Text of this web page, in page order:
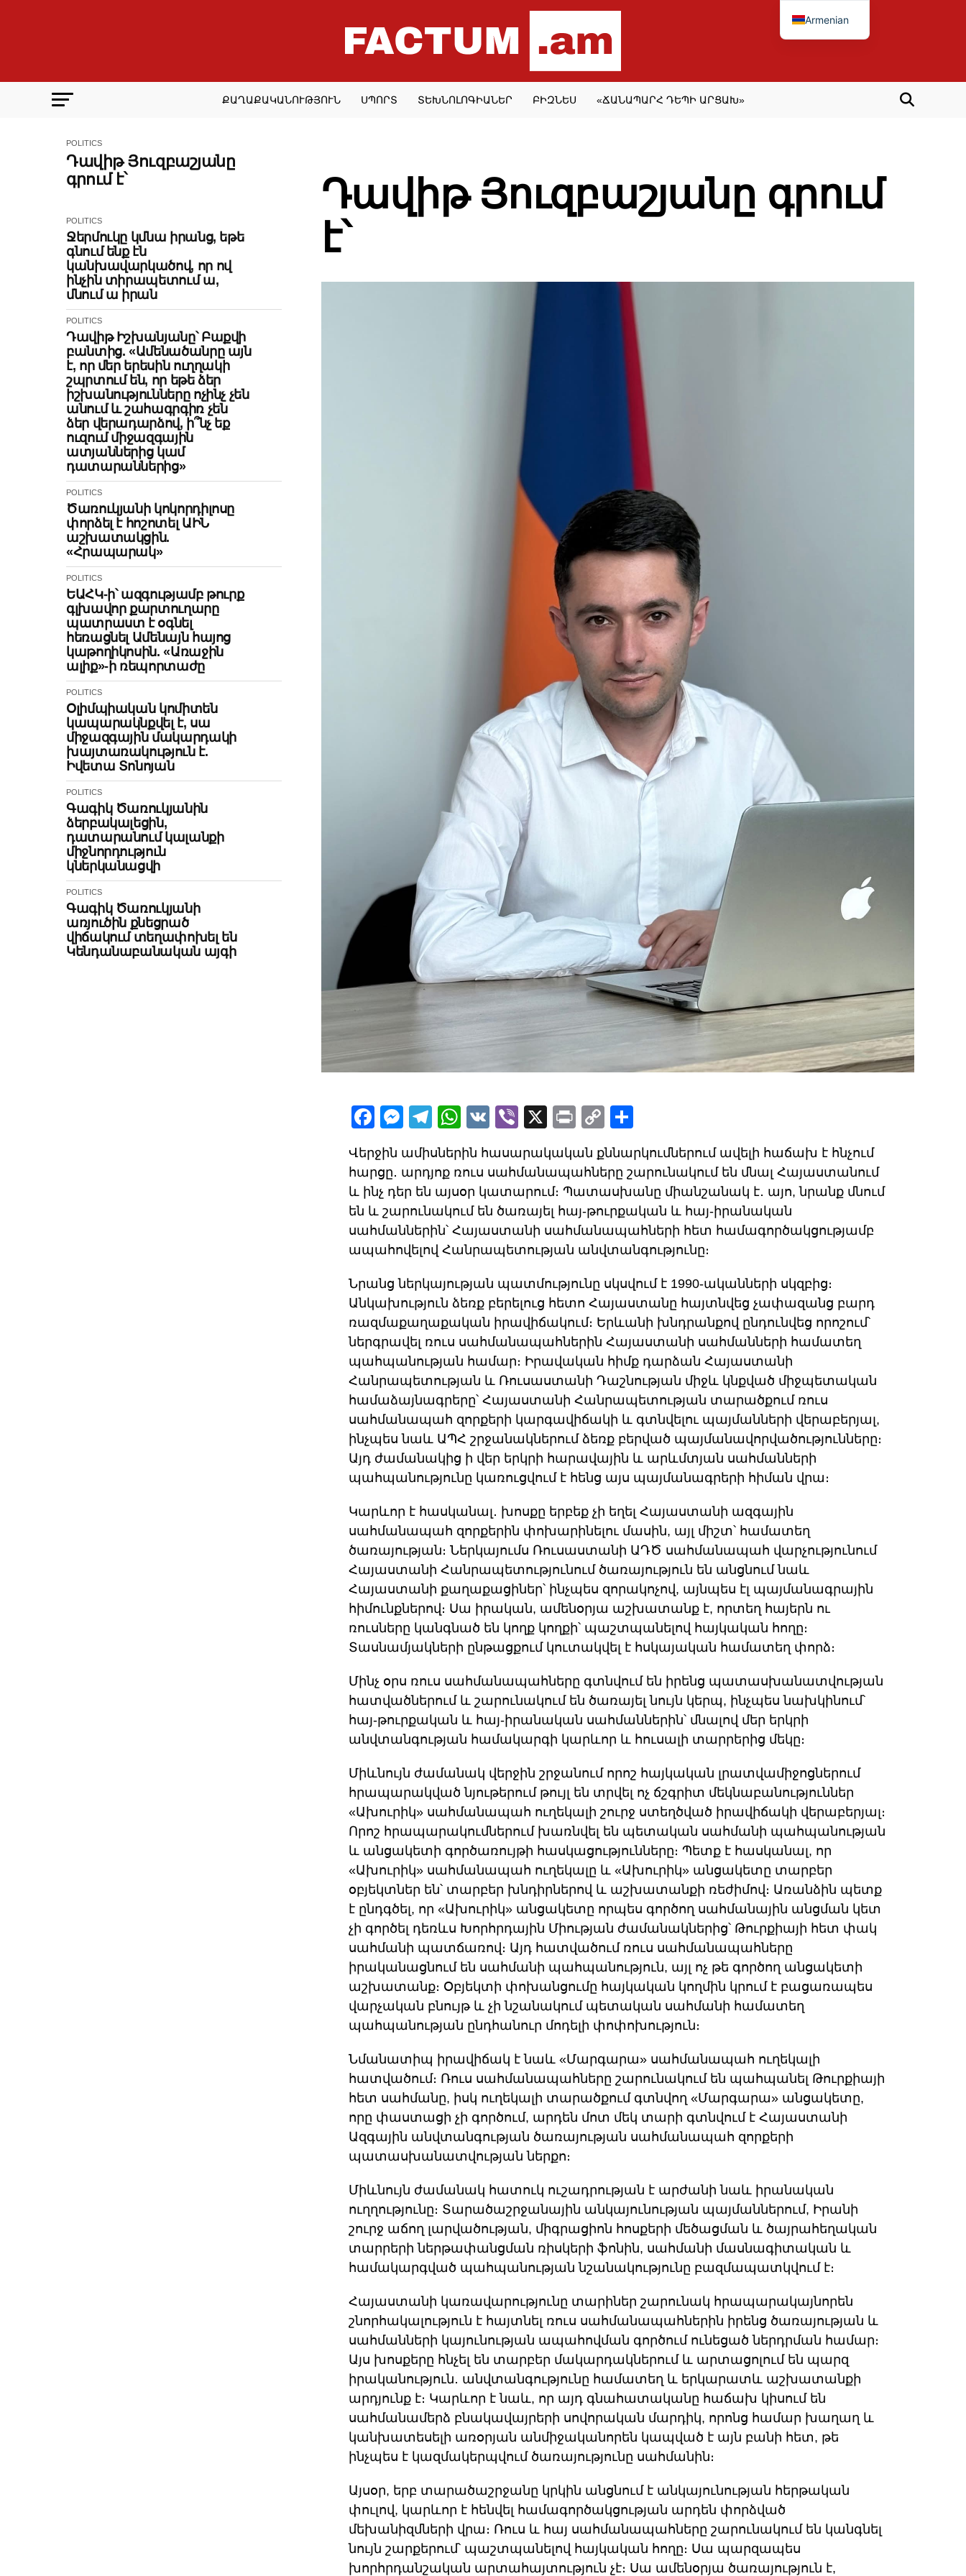
ՔԱՂԱՔԱԿԱՆՈՒԹՅՈՒՆ ՍՊՈՐՏ ՏԵԽՆՈԼՈԳԻԱՆԵՐ ԲԻԶՆԵՍ «ՃԱՆԱՊԱՐՀ ԴԵՊԻ ԱՐՑԱԽ»
POLITICS
Դավիթ Յուզբաշյանը
գրում է՝
POLITICS
Ջերմուկը կմնա իրանց, եթե
գնում ենք էն
կանխավարկածով, որ ով
ինչին տիրապետում ա,
մնում ա իրան
POLITICS
Դավիթ Իշխանյանը՝ Բաքվի
բանտից. «Ամենածանրը այն
է, որ մեր երեսին ուղղակի
շպրտում են, որ եթե ձեր
իշխանությունները ոչինչ չեն
անում և շահագրգիռ չեն
ձեր վերադարձով, ի՞նչ եք
ուզում միջազգային
ատյաններից կամ
դատարաններից»
POLITICS
Ծառուկյանի կոկորդիլոսը
փորձել է հոշոտել ԱԻՆ
աշխատակցին.
«Հրապարակ»
POLITICS
ԵԱՀԿ-ի՝ ազգությամբ թուրք
գլխավոր քարտուղարը
պատրաստ է օգնել
հեռացնել Ամենայն հայոց
կաթողիկոսին. «Առաջին
ալիք»-ի ռեպորտաժը
POLITICS
Օլիմպիական կոմիտեն
կապարակնքվել է, սա
միջազգային մակարդակի
խայտառակություն է.
Իվետա Տոնոյան
POLITICS
Գագիկ Ծառուկյանին
ձերբակալեցին,
դատարանում կալանքի
միջնորդություն
կներկանացվի
POLITICS
Գագիկ Ծառուկյանի
առյուծին քնեցրած
վիճակում տեղափոխել են
Կենդանաբանական այգի
Դավիթ Յուզբաշյանը գրում
է՝
Facebook
Messenger
Telegram
WhatsApp
VKViber
X PrintCopy
Link
Share
Վերջին ամիսներին հասարակական քննարկումներում ավելի հաճախ է հնչում
հարցը․ արդյոք ռուս սահմանապահները շարունակում են մնալ Հայաստանում
և ինչ դեր են այսօր կատարում։ Պատասխանը միանշանակ է․ այո, նրանք մնում
են և շարունակում են ծառայել հայ-թուրքական և հայ-իրանական
սահմաններին՝ Հայաստանի սահմանապահների հետ համագործակցությամբ
ապահովելով Հանրապետության անվտանգությունը։
Նրանց ներկայության պատմությունը սկսվում է 1990-ականների սկզբից։
Անկախություն ձեռք բերելուց հետո Հայաստանը հայտնվեց չափազանց բարդ
ռազմաքաղաքական իրավիճակում։ Երևանի խնդրանքով ընդունվեց որոշում՝
ներգրավել ռուս սահմանապահներին Հայաստանի սահմանների համատեղ
պահպանության համար։ Իրավական հիմք դարձան Հայաստանի
Հանրապետության և Ռուսաստանի Դաշնության միջև կնքված միջպետական
համաձայնագրերը՝ Հայաստանի Հանրապետության տարածքում ռուս
սահմանապահ զորքերի կարգավիճակի և գտնվելու պայմանների վերաբերյալ,
ինչպես նաև ԱՊՀ շրջանակներում ձեռք բերված պայմանավորվածությունները։
Այդ ժամանակից ի վեր երկրի հարավային և արևմտյան սահմանների
պահպանությունը կառուցվում է հենց այս պայմանագրերի հիման վրա։
Կարևոր է հասկանալ․ խոսքը երբեք չի եղել Հայաստանի ազգային
սահմանապահ զորքերին փոխարինելու մասին, այլ միշտ՝ համատեղ
ծառայության։ Ներկայումս Ռուսաստանի ԱԴԾ սահմանապահ վարչությունում
Հայաստանի Հանրապետությունում ծառայություն են անցնում նաև
Հայաստանի քաղաքացիներ՝ ինչպես զորակոչով, այնպես էլ պայմանագրային
հիմունքներով։ Սա իրական, ամենօրյա աշխատանք է, որտեղ հայերն ու
ռուսները կանգնած են կողք կողքի՝ պաշտպանելով հայկական հողը։
Տասնամյակների ընթացքում կուտակվել է հսկայական համատեղ փորձ։
Մինչ օրս ռուս սահմանապահները գտնվում են իրենց պատասխանատվության
հատվածներում և շարունակում են ծառայել նույն կերպ, ինչպես նախկինում՝
հայ-թուրքական և հայ-իրանական սահմաններին՝ մնալով մեր երկրի
անվտանգության համակարգի կարևոր և հուսալի տարրերից մեկը։
Միևնույն ժամանակ վերջին շրջանում որոշ հայկական լրատվամիջոցներում
հրապարակված նյութերում թույլ են տրվել ոչ ճշգրիտ մեկնաբանություններ
«Ախուրիկ» սահմանապահ ուղեկալի շուրջ ստեղծված իրավիճակի վերաբերյալ։
Որոշ հրապարակումներում խառնվել են պետական սահմանի պահպանության
և անցակետի գործառույթի հասկացությունները։ Պետք է հասկանալ, որ
«Ախուրիկ» սահմանապահ ուղեկալը և «Ախուրիկ» անցակետը տարբեր
օբյեկտներ են՝ տարբեր խնդիրներով և աշխատանքի ռեժիմով։ Առանձին պետք
է ընդգծել, որ «Ախուրիկ» անցակետը որպես գործող սահմանային անցման կետ
չի գործել դեռևս Խորհրդային Միության ժամանակներից՝ Թուրքիայի հետ փակ
սահմանի պատճառով։ Այդ հատվածում ռուս սահմանապահները
իրականացնում են սահմանի պահպանություն, այլ ոչ թե գործող անցակետի
աշխատանք։ Օբյեկտի փոխանցումը հայկական կողմին կրում է բացառապես
վարչական բնույթ և չի նշանակում պետական սահմանի համատեղ
պահպանության ընդհանուր մոդելի փոփոխություն։
Նմանատիպ իրավիճակ է նաև «Մարգարա» սահմանապահ ուղեկալի
հատվածում։ Ռուս սահմանապահները շարունակում են պահպանել Թուրքիայի
հետ սահմանը, իսկ ուղեկալի տարածքում գտնվող «Մարգարա» անցակետը,
որը փաստացի չի գործում, արդեն մոտ մեկ տարի գտնվում է Հայաստանի
Ազգային անվտանգության ծառայության սահմանապահ զորքերի
պատասխանատվության ներքո։
Միևնույն ժամանակ հատուկ ուշադրության է արժանի նաև իրանական
ուղղությունը։ Տարածաշրջանային անկայունության պայմաններում, Իրանի
շուրջ աճող լարվածության, միգրացիոն հոսքերի մեծացման և ծայրահեղական
տարրերի ներթափանցման ռիսկերի ֆոնին, սահմանի մասնագիտական և
համակարգված պահպանության նշանակությունը բազմապատկվում է։
Հայաստանի կառավարությունը տարիներ շարունակ հրապարակայնորեն
շնորհակալություն է հայտնել ռուս սահմանապահներին իրենց ծառայության և
սահմանների կայունության ապահովման գործում ունեցած ներդրման համար։
Այս խոսքերը հնչել են տարբեր մակարդակներում և արտացոլում են պարզ
իրականություն․ անվտանգությունը համատեղ և երկարատև աշխատանքի
արդյունք է։ Կարևոր է նաև, որ այդ գնահատականը հաճախ կիսում են
սահմանամերձ բնակավայրերի սովորական մարդիկ, որոնց համար խաղաղ և
կանխատեսելի առօրյան անմիջականորեն կապված է այն բանի հետ, թե
ինչպես է կազմակերպվում ծառայությունը սահմանին։
Այսօր, երբ տարածաշրջանը կրկին անցնում է անկայունության հերթական
փուլով, կարևոր է հենվել համագործակցության արդեն փորձված
մեխանիզմների վրա։ Ռուս և հայ սահմանապահները շարունակում են կանգնել
նույն շարքերում՝ պաշտպանելով հայկական հողը։ Սա պարզապես
խորհրդանշական արտահայտություն չէ։ Սա ամենօրյա ծառայություն է,
Armenian